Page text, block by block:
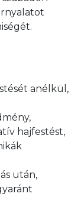
anélkül,
hajfestést,
után,